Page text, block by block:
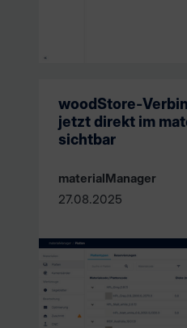
woodStore-
jetzt direkt im
sichtbar
materialManager
27.08.2025